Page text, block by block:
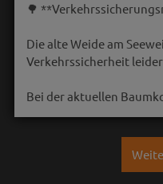
🌳
Die alte Weide am
Verkehrssicherheit
Bei der aktuellen